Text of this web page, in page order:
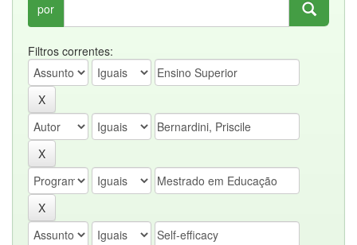
por
Filtros correntes: